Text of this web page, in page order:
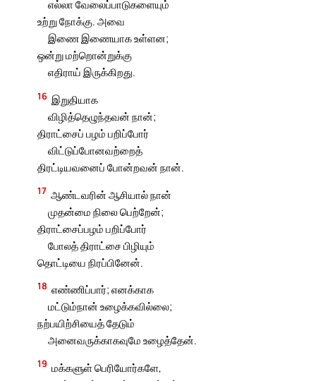
எல்லா வேலைப்பாடுகளையும்
உற்று நோக்கு. அவை
இணை இணையாக உள்ளன;
ஒன்று மற்றொன்றுக்கு
எதிராய் இருக்கிறது.
16 இறுதியாக
விழித்தெழுந்தவன் நான்;
திராட்சைப் பழம் பறிப்போர்
விட்டுப்போனவற்றைத்
திரட்டியவனைப் போன்றவன் நான்.
17 ஆண்டவரின் ஆசியால் நான்
முதன்மை நிலை பெற்றேன்;
திராட்சைப்பழம் பறிப்போர்
போலத் திராட்சை பிழியும்
தொட்டியை நிரப்பினேன்.
18 எண்ணிப்பார்; எனக்காக
மட்டும்நான் உழைக்கவில்லை;
நற்பயிற்சியைத் தேடும்
அனைவருக்காகவுமே உழைத்தேன்.
19 மக்களுள் பெரியோர்களே,